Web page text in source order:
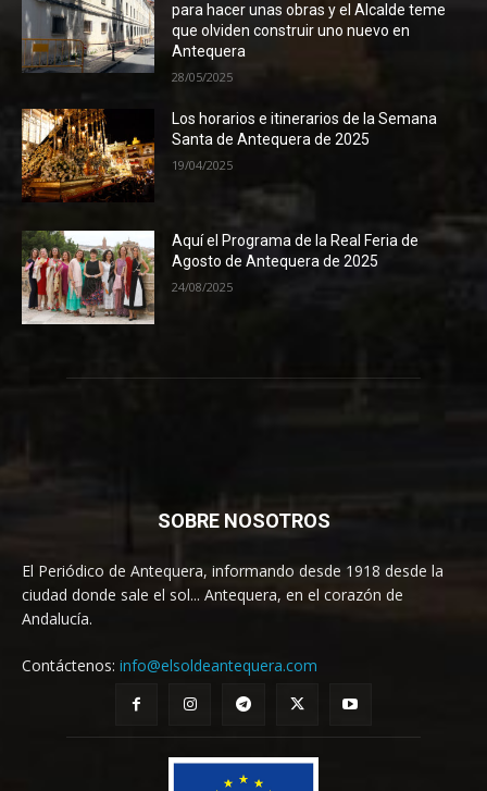
para hacer unas obras y el Alcalde teme
que olviden construir uno nuevo en
Antequera
28/05/2025
Los horarios e itinerarios de la Semana
Santa de Antequera de 2025
19/04/2025
Aquí el Programa de la Real Feria de
Agosto de Antequera de 2025
24/08/2025
SOBRE NOSOTROS
El Periódico de Antequera, informando desde 1918 desde la
ciudad donde sale el sol... Antequera, en el corazón de
Andalucía.
Contáctenos: info@elsoldeantequera.com